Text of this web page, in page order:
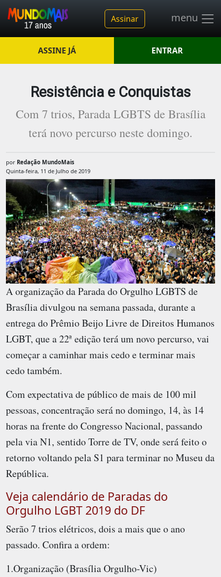
Assinar menu
ASSINE JÁ ENTRAR
Resistência e Conquistas
Com 7 trios, Parada LGBTS de Brasília
terá novo percurso neste domingo.
por Redação MundoMais
Quinta-feira, 11 de Julho de 2019
A organização da Parada do Orgulho LGBTS de
Brasília divulgou na semana passada, durante a
entrega do Prêmio Beijo Livre de Direitos Humanos
LGBT, que a 22ª edição terá um novo percurso, vai
começar a caminhar mais cedo e terminar mais
cedo também.
Com expectativa de público de mais de 100 mil
pessoas, concentração será no domingo, 14, às 14
horas na frente do Congresso Nacional, passando
pela via N1, sentido Torre de TV, onde será feito o
retorno voltando pela S1 para terminar no Museu da
República.
Veja calendário de Paradas do
Orgulho LGBT 2019 do DF
Serão 7 trios elétricos, dois a mais que o ano
passado. Confira a ordem:
1.Organização (Brasília Orgulho-Vic)